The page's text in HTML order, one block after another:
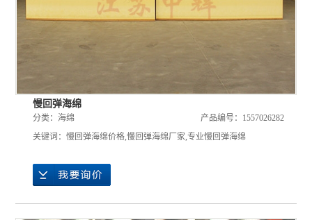
慢回弹海绵
分类：海绵
产品编号：1557026282
关键词：慢回弹海绵价格,慢回弹海绵厂家,专业慢回弹海绵